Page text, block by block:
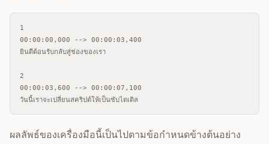
1
00:00:00,000 --> 00:00:03,400
ยินดีต้อนรับกลับสู่ช่องของเรา
2
00:00:03,600 --> 00:00:07,100
วันนี้เราจะเปลี่ยนสคริปต์ให้เป็นซับไตเติล
ผลลัพธ์ของเครื่องมือนี้เป็นไปตามข้อกำหนดข้างต้นอย่าง